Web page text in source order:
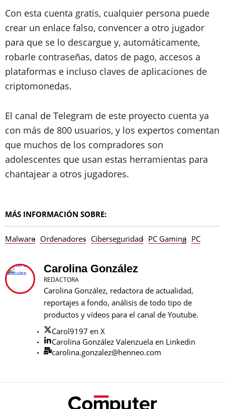
Con esta cuenta gratis, cualquier persona puede
crear un enlace falso, convencer a otro jugador
para que se lo descargue y, automáticamente,
robarle contraseñas, datos de pago, accesos a
plataformas e incluso claves de aplicaciones de
criptomonedas.
El canal de Telegram de este proyecto cuenta ya
con más de 800 usuarios, y los expertos comentan
que muchos de los compradores son
adolescentes que usan estas herramientas para
chantajear a otros jugadores.
MÁS INFORMACIÓN SOBRE:
Malware Ordenadores Ciberseguridad PC Gaming PC
Carolina González
REDACTORA
Carolina González, redactora de actualidad,
reportajes a fondo, análisis de todo tipo de
productos y vídeos para el canal de Youtube.
Carol9197 en X
Carolina González Valenzuela en Linkedin
carolina.gonzalez@henneo.com